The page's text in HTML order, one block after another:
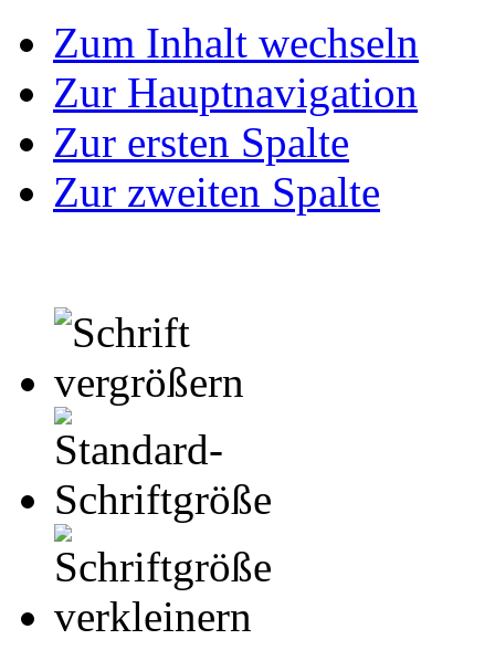
Zum Inhalt wechseln
Zur Hauptnavigation
Zur ersten Spalte
Zur zweiten Spalte